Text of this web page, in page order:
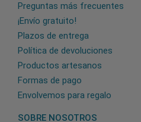
Preguntas más frecuentes
¡Envío gratuito!
Plazos de entrega
Política de devoluciones
Productos artesanos
Formas de pago
Envolvemos para regalo
SOBRE NOSOTROS